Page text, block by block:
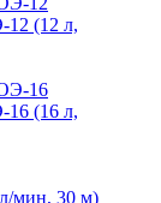
12 (12 л,
16 (16 л,
мин, 30 м)